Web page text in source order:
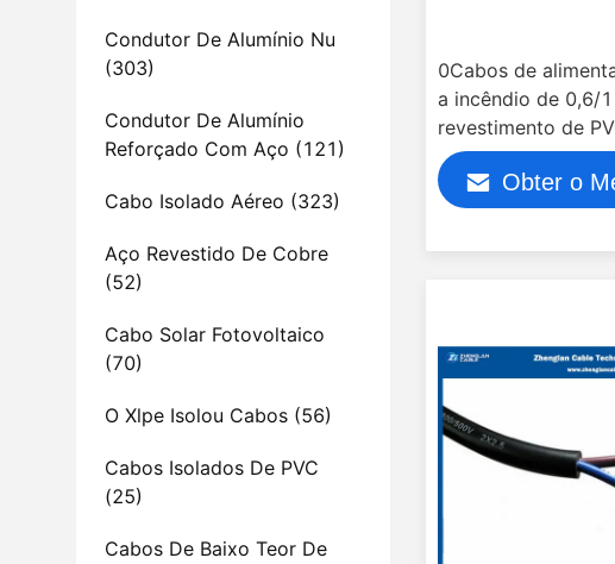
Condutor De Alumínio Nu
(303)
Condutor De Alumínio
Reforçado Com Aço (121)
Cabo Isolado Aéreo (323)
Aço Revestido De Cobre
(52)
Cabo Solar Fotovoltaico
(70)
O Xlpe Isolou Cabos (56)
Cabos Isolados De PVC
(25)
Cabos De Baixo Teor De
0Cabos de
a incêndio de 0,6/
revestimento de
isolamento XLPE /
Obter o